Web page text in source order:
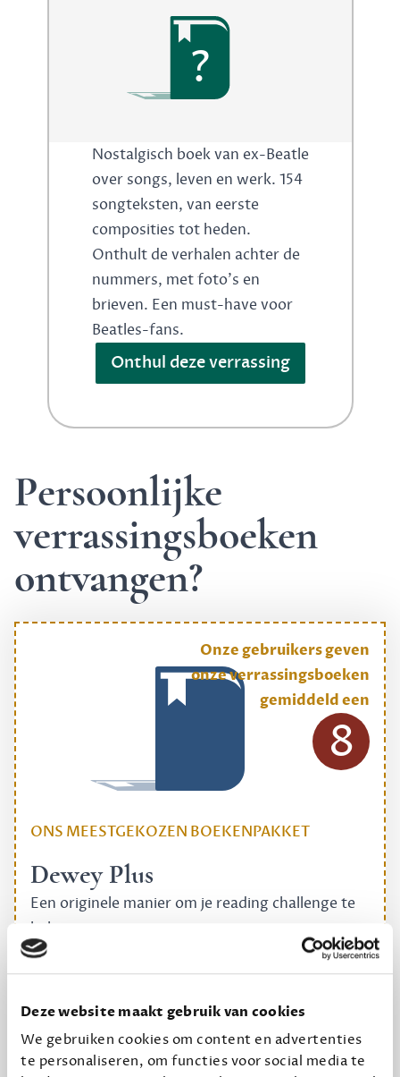
Deze website maakt gebruik van cookies
We gebruiken cookies om content en advertenties
te personaliseren, om functies voor social media te
?
Nostalgisch boek van ex-Beatle
over songs, leven en werk. 154
songteksten, van eerste
composities tot heden.
Onthult de verhalen achter de
nummers, met foto's en
brieven. Een must-have voor
Beatles-fans.
Onthul deze verrassing
Persoonlijke
verrassingsboeken
ontvangen?
ONS MEESTGEKOZEN BOEKENPAKKET
Dewey Plus
Een originele manier om je reading challenge te
halen.
12,50 per maand, incl. verzending
Geef cadeau
Onze gebruikers geven
onze verrassingsboeken
gemiddeld een
8